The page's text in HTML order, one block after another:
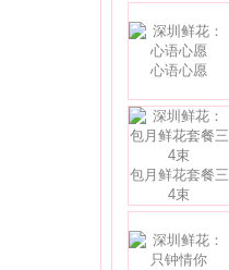
心语心愿
包月鲜花套餐三
4束